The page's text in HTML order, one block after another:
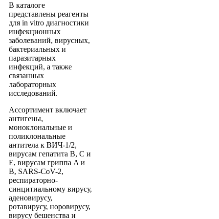
В каталоге
представлены реагенты
для in vitro диагностики
инфекционных
заболеваний, вирусных,
бактериальных и
паразитарных
инфекций, а также
связанных
лабораторных
исследований.
Ассортимент включает
антигены,
моноклональные и
поликлональные
антитела к ВИЧ-1/2,
вирусам гепатита B, C и
E, вирусам гриппа A и
B, SARS-CoV-2,
респираторно-
синцитиальному вирусу,
аденовирусу,
ротавирусу, норовирусу,
вирусу бешенства и